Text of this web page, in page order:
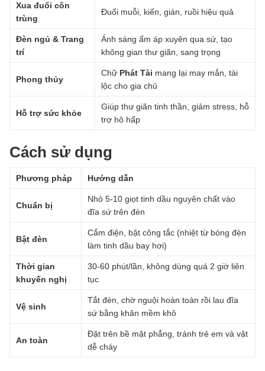
Xua đuổi côn
trùng
Đuổi muỗi, kiến, gián, ruồi hiệu quả
Đèn ngủ & Trang
trí
Ánh sáng ấm áp xuyên qua sứ, tạo
không gian thư giãn, sang trọng
Phong thủy
Chữ Phát Tài mang lại may mắn, tài
lộc cho gia chủ
Hỗ trợ sức khỏe
Giúp thư giãn tinh thần, giảm stress, hỗ
trợ hô hấp
Cách sử dụng
Phương pháp Hướng dẫn
Chuẩn bị
Nhỏ 5-10 giọt tinh dầu nguyên chất vào
đĩa sứ trên đèn
Bật đèn
Cắm điện, bật công tắc (nhiệt từ bóng đèn
làm tinh dầu bay hơi)
Thời gian
khuyến nghị
30-60 phút/lần, không dùng quá 2 giờ liên
tục
Vệ sinh
Tắt đèn, chờ nguội hoàn toàn rồi lau đĩa
sứ bằng khăn mềm khô
An toàn
Đặt trên bề mặt phẳng, tránh trẻ em và vật
dễ cháy